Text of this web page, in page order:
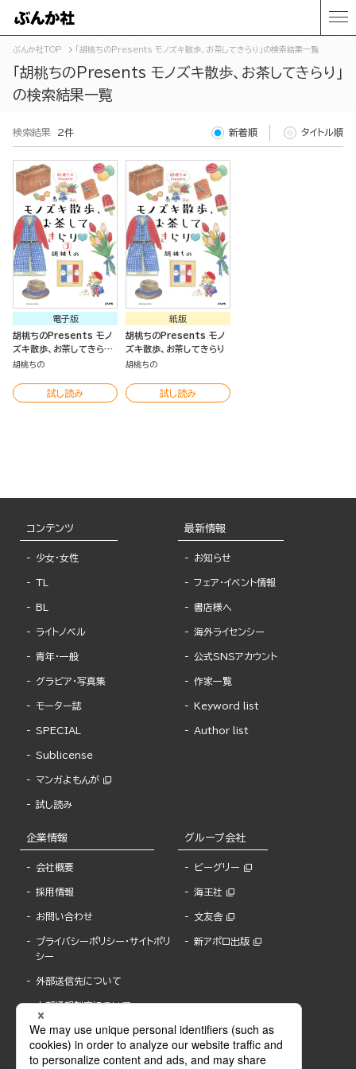
ぶんか社TOP 「胡桃ちのPresents モノズキ散歩、お茶してきらり」の検索結果一覧
「胡桃ちのPresents モノズキ散歩、お茶してきらり」
の検索結果一覧
検索結果 2件 新着順 タイトル順
電子版
胡桃ちのPresents モノ
ズキ散歩、お茶してきらり
（分冊版）
胡桃ちの
試し読み
紙版
胡桃ちのPresents モノ
ズキ散歩、お茶してきらり
胡桃ちの
試し読み
コンテンツ
少女・女性
TL
BL
ライトノベル
青年・一般
グラビア・写真集
モーター誌
SPECIAL
Sublicense
マンガよもんが
試し読み
最新情報
お知らせ
フェア・イベント情報
書店様へ
海外ライセンシー
公式SNSアカウント
作家一覧
Keyword list
Author list
企業情報
会社概要
採用情報
お問い合わせ
プライバシーポリシー・サイトポリ
シー
外部送信先について
内部通報制度について
グループ会社
ビーグリー
海王社
文友舎
新アポロ出版